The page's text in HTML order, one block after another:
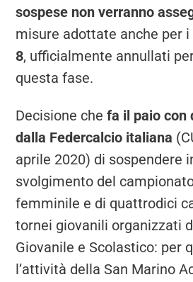
sospese non verranno
misure adottate anche per i
8, ufficialmente annullati
questa fase.
Decisione chefa il paio con
dalla Federcalcio italiana
aprile 2020) di sospendere
svolgimento del
femminile e di quattrodici
tornei giovanili organizzati
Giovanile e Scolastico: per
l’attività della San Marino